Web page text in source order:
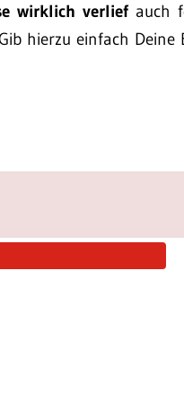
wirklich verliefauch
hierzu einfach Deine